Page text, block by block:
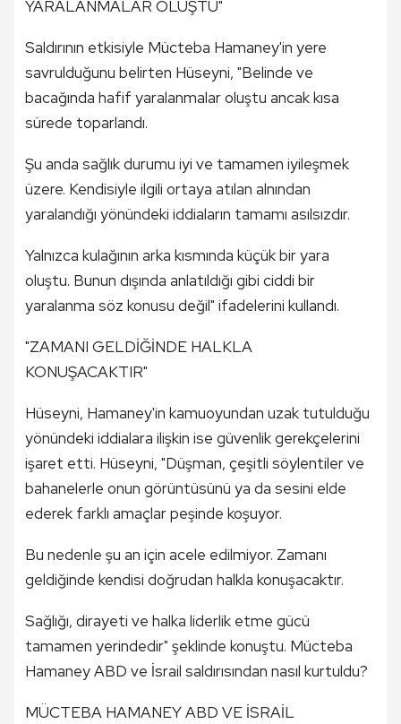
YARALANMALAR OLUŞTU"
Saldırının etkisiyle Mücteba Hamaney'in yere
savrulduğunu belirten Hüseyni, "Belinde ve
bacağında hafif yaralanmalar oluştu ancak kısa
sürede toparlandı.
Şu anda sağlık durumu iyi ve tamamen iyileşmek
üzere. Kendisiyle ilgili ortaya atılan alnından
yaralandığı yönündeki iddiaların tamamı asılsızdır.
Yalnızca kulağının arka kısmında küçük bir yara
oluştu. Bunun dışında anlatıldığı gibi ciddi bir
yaralanma söz konusu değil" ifadelerini kullandı.
"ZAMANI GELDİĞİNDE HALKLA
KONUŞACAKTIR"
Hüseyni, Hamaney'in kamuoyundan uzak tutulduğu
yönündeki iddialara ilişkin ise güvenlik gerekçelerini
işaret etti. Hüseyni, "Düşman, çeşitli söylentiler ve
bahanelerle onun görüntüsünü ya da sesini elde
ederek farklı amaçlar peşinde koşuyor.
Bu nedenle şu an için acele edilmiyor. Zamanı
geldiğinde kendisi doğrudan halkla konuşacaktır.
Sağlığı, dirayeti ve halka liderlik etme gücü
tamamen yerindedir" şeklinde konuştu. Mücteba
Hamaney ABD ve İsrail saldırısından nasıl kurtuldu?
MÜCTEBA HAMANEY ABD VE İSRAİL